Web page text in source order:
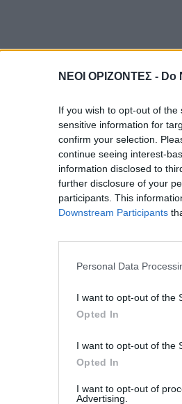
ΝΕΟΙ ΟΡΙΖΟΝΤΕΣ - Do
If you wish to opt-out of
sensitive information for
confirm your selection.
continue seeing interest-
information disclosed to
further disclosure of your
participants. This
Downstream Participants
Personal Data
I want to opt-out of the
Opted In
I want to opt-out of the
Opted In
I want to opt-out of
Advertising.